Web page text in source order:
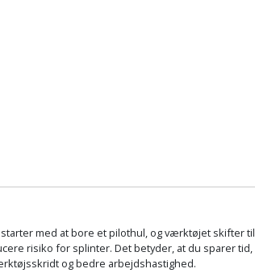
med at bore et pilothul, og værktøjet skifter til
risiko for splinter. Det betyder, at du sparer tid,
og bedre arbejdshastighed.